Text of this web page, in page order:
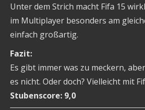
Unter dem Strich macht Fifa 15
im Multiplayer besonders am
einfach großartig.
Fazit:
Es gibt immer was zu meckern,
es nicht. Oder doch? Vielleicht mit
Stubenscore: 9,0